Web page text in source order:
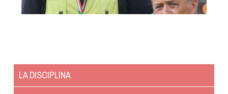
LA DISCIPLINA